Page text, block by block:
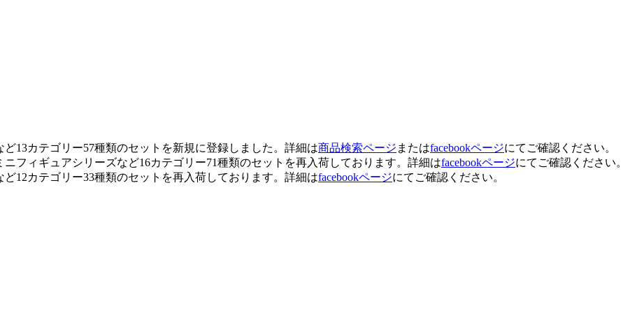
13カテゴリー57種類のセットを新規に登録しました。詳細は商品検索ページ またはfacebookページにてご確認ください。
フィギュアシリーズなど16カテゴリー71種類のセットを再入荷しております。詳細はfacebookページにてご確認ください。
12カテゴリー33種類のセットを再入荷しております。詳細はfacebookページにてご確認ください。